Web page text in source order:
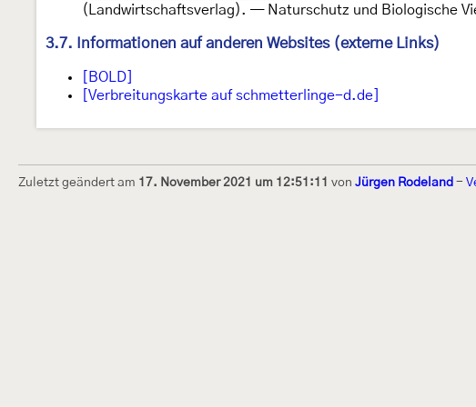
(Landwirtschaftsverlag). — Naturschutz und Biologische
3.7. Informationen auf anderen Websites (externe Links)
[BOLD]
[Verbreitungskarte auf schmetterlinge-d.de]
Zuletzt geändert am 17. November 2021 um 12:51:11 von Jürgen Rodeland -